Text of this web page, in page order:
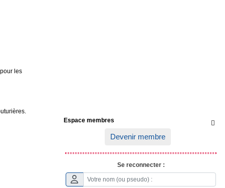
les

Espace membres
Devenir membre
Se reconnecter :